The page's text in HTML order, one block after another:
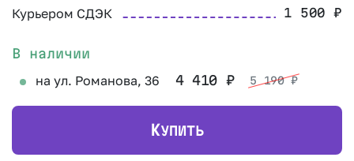
Курьером СДЭК 1 500₽
В наличии
на ул. Романова, 36 4 410 ₽ 5 190₽
КУПИТЬ